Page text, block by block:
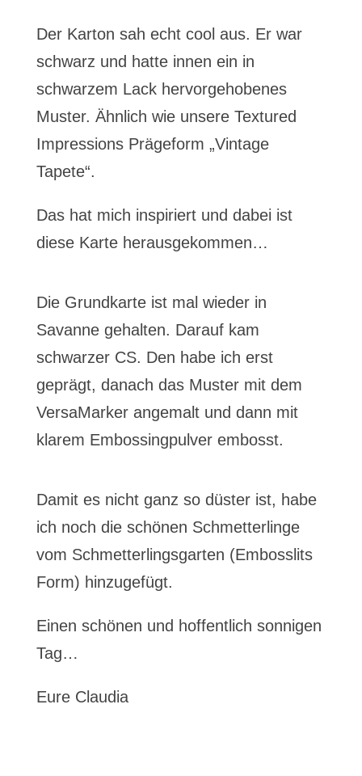
Der Karton sah echt cool aus. Er war
schwarz und hatte innen ein in
schwarzem Lack hervorgehobenes
Muster. Ähnlich wie unsere Textured
Impressions Prägeform „Vintage
Tapete“.
Das hat mich inspiriert und dabei ist
diese Karte herausgekommen…
Die Grundkarte ist mal wieder in
Savanne gehalten. Darauf kam
schwarzer CS. Den habe ich erst
geprägt, danach das Muster mit dem
VersaMarker angemalt und dann mit
klarem Embossingpulver embosst.
Damit es nicht ganz so düster ist, habe
ich noch die schönen Schmetterlinge
vom Schmetterlingsgarten (Embosslits
Form) hinzugefügt.
Einen schönen und hoffentlich sonnigen
Tag…
Eure Claudia